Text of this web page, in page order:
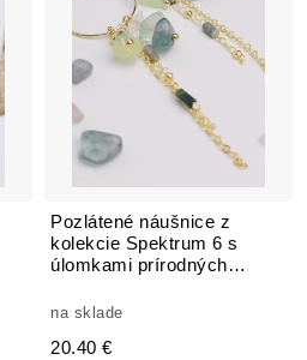
Pozlátené náušnice z
kolekcie Spektrum 6 s
úlomkami prírodných
na sklade
20.40 €